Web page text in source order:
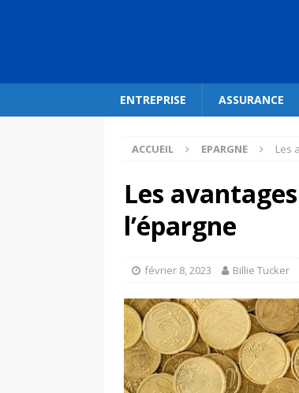
ENTREPRISE ASSURANCE
ACCUEIL EPARGNE Les
Les
l’épargne
février 8, 2023 Billie Tucker